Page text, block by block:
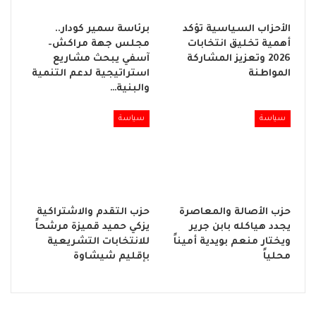
الأحزاب السياسية تؤكد
أهمية تخليق انتخابات
2026 وتعزيز المشاركة
المواطنة
برئاسة سمير كودار..
مجلس جهة مراكش–
آسفي يبحث مشاريع
استراتيجية لدعم التنمية
والبنية…
سياسة
حزب الأصالة والمعاصرة
يجدد هياكله بابن جرير
ويختار منعم بويدية أميناً
محلياً
سياسة
حزب التقدم والاشتراكية
يزكي حميد قميزة مرشحاً
للانتخابات التشريعية
بإقليم شيشاوة